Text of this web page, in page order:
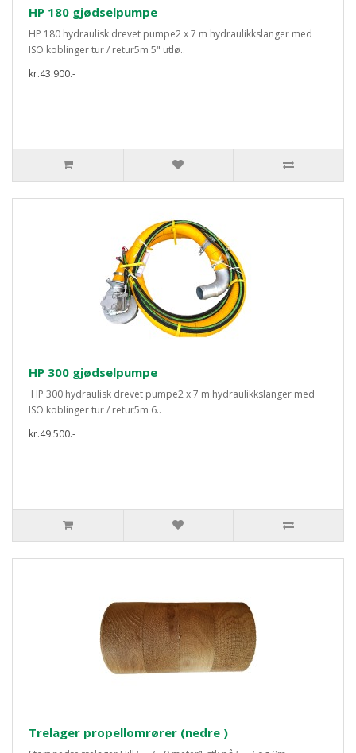
HP 180 gjødselpumpe
HP 180 hydraulisk drevet pumpe2 x 7 m hydraulikkslanger med
ISO koblinger tur / retur5m 5" utlø..
kr.43.900.-
HP 300 gjødselpumpe
HP 300 hydraulisk drevet pumpe2 x 7 m hydraulikkslanger med
ISO koblinger tur / retur5m 6..
kr.49.500.-
Trelager propellomrører (nedre )